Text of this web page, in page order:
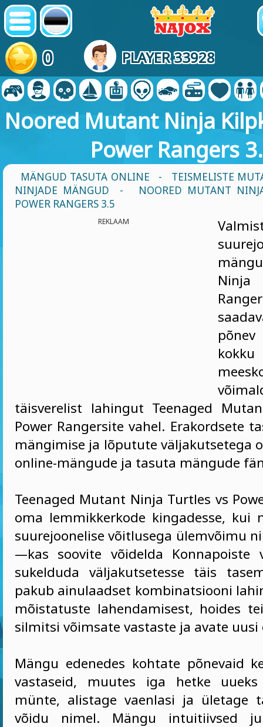
0 PLAYER 33928
Noored Mutant Ninja
Power Rangers
MÄNGUD TASUTA ONLINE -
TEISMELISTE
NINJADE MÄNGUD
- NOORED MUTANT
POWER RANGERS 3.5
REKLAAM
Ninja
täisverelist lahingut Teenaged
Power Rangersite vahel. Erakordsete
mängimise ja lõputute väljakutsetega
online-mängude ja tasuta mängude
Teenaged Mutant Ninja Turtles vs
oma lemmikkerkode kingadesse, kui
suurejoonelise võitlusega ülemvõimu
—kas soovite võidelda Konnapoiste
sukelduda väljakutsetesse täis
pakub ainulaadset kombinatsiooni
mõistatuste lahendamisest, hoides
silmitsi võimsate vastaste ja avate uusi
Mängu edenedes kohtate põnevaid
vastaseid, muutes iga hetke uueks
münte, alistage vaenlasi ja ületage
võidu nimel. Mängu intuitiivsed